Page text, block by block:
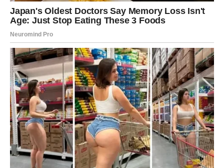
koji ne znaju da cene njegovu postojanost. Dolazi period
u kojem se ljubav gradi bez straha od gubitka
stalne potrebe za dokazivanjem.
Na finansijskom planu, dolazi olakšanje – ne kroz nagli
dobitak, već kroz pametne odluke, stabilan rast i osećaj
da se trud isplati.
Bik više ne mora da se bori za mir – on postaje njegovo
prirodno stanje.
ZAJEDNIČKA KARMIČKA TAČKA
JARCA I BIKA